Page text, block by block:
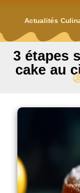
Actualités
3 étapes
cake au